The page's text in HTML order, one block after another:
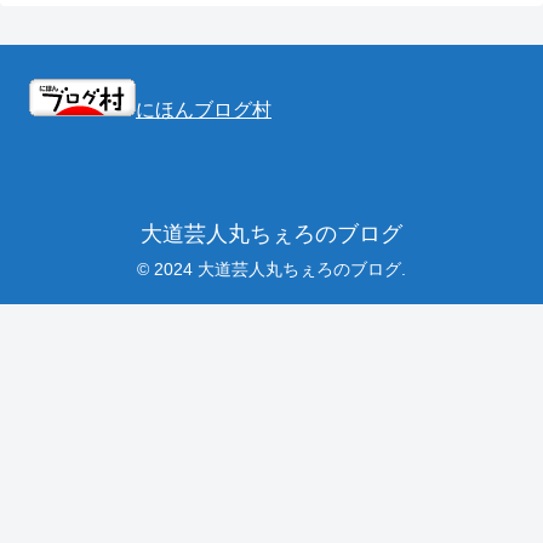
にほんブログ村
大道芸人丸ちぇろのブログ
© 2024 大道芸人丸ちぇろのブログ.